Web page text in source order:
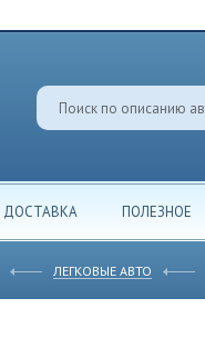
ДОСТАВКА ПОЛЕЗНОЕ
ЛЕГКОВЫЕ АВТО